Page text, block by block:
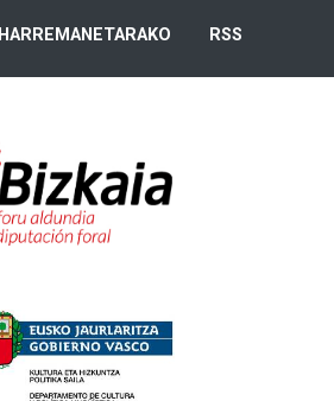
HARREMANETARAKO RSS